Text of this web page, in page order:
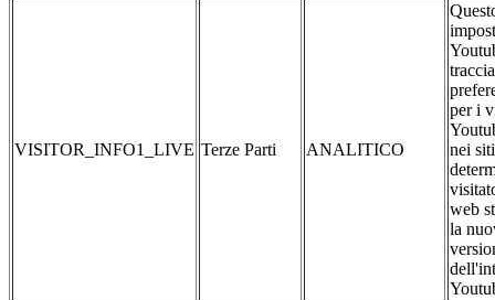
VISITOR_INFO1_LIVE Terze Parti ANALITICO
per i
nei
web
la